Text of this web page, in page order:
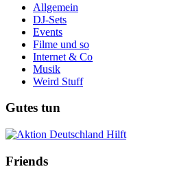
Allgemein
DJ-Sets
Events
Filme und so
Internet & Co
Musik
Weird Stuff
Gutes tun
Friends